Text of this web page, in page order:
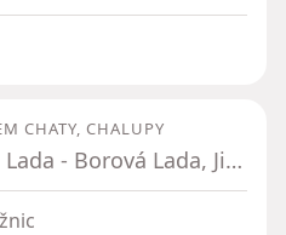
CHATY, CHALUPY
Borová Lada - Borová Lada, Jihočeský kraj